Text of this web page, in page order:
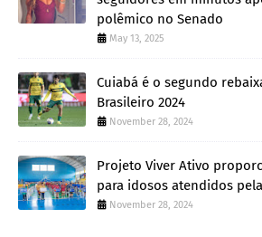
polêmico no Senado
May 13, 2025
Cuiabá é o segundo
Brasileiro 2024
November 28, 2024
Projeto Viver Ativo
para idosos atendidos
November 28, 2024